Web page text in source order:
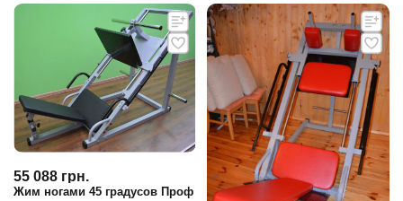
55 088 грн.
Жим ногами 45 градусов Проф